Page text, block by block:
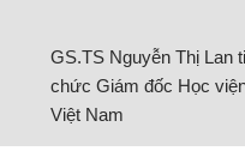
GS.TS Nguyễn Thị Lan
chức Giám đốc Học
Việt Nam